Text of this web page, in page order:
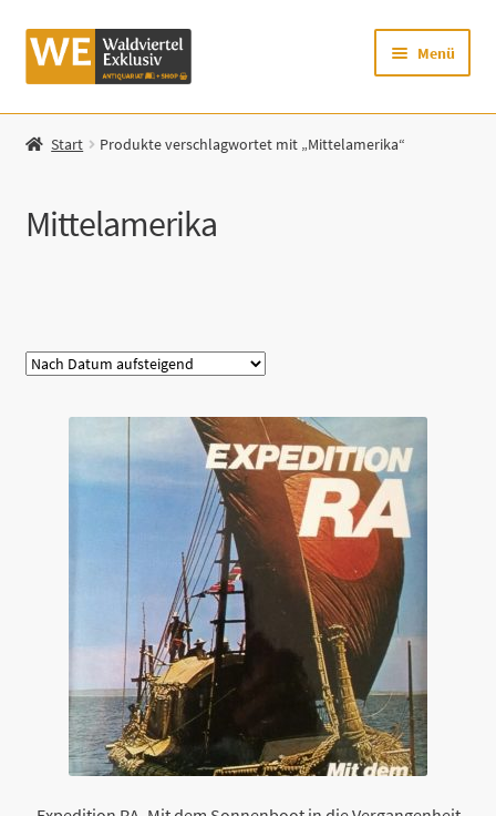
Zur
Navigation
Zum
Inhalt
Menü
Startseite
Mein Konto
Zur Waldviertel Exklusiv-Website
Start Produkte verschlagwortet mit „Mittelamerika“
Mittelamerika